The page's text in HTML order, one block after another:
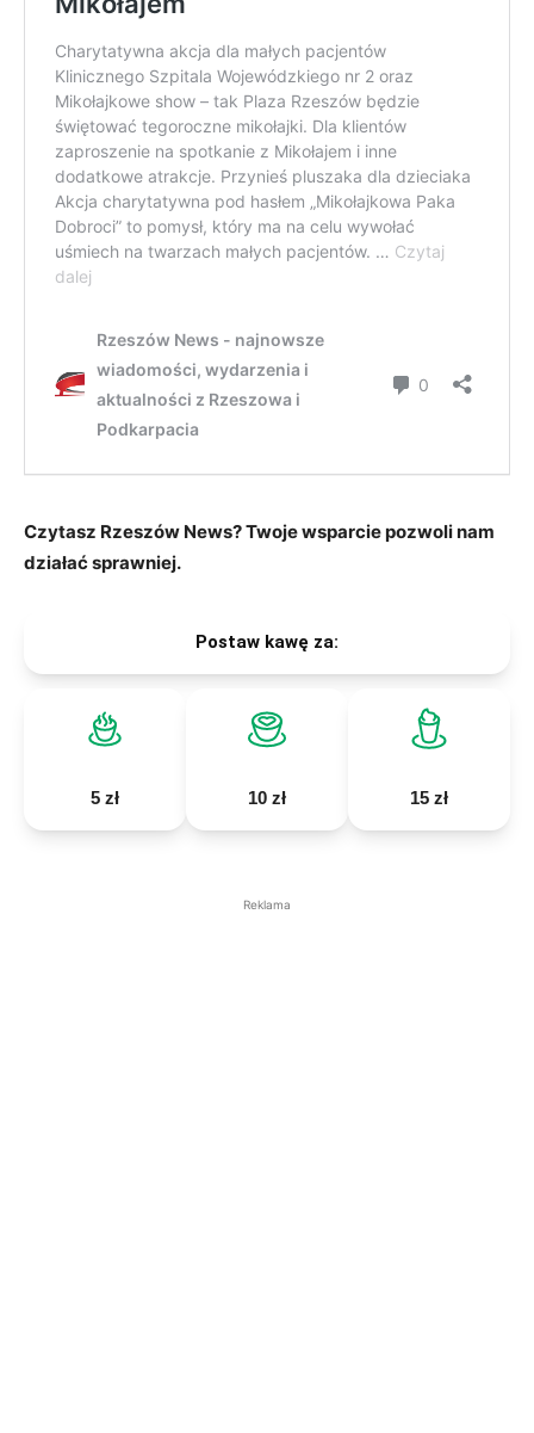
Czytasz Rzeszów News? Twoje wsparcie pozwoli nam
działać sprawniej.
Postaw kawę za:
5 zł 10 zł 15 zł
Reklama